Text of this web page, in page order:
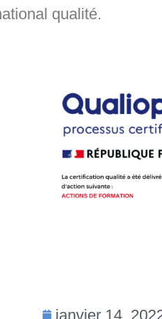
qualité.
janvier 14,